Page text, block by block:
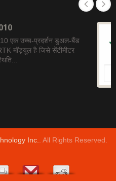
एक उच्च-प्रदर्शन डुअल-बैंड
मॉड्यूल है जिसे सेंटीमीटर
Inc.. All Rights Reserved.